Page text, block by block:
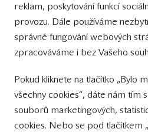
tipy na Facebooku
Sledujte nás
na Instagramu
Sledujte náš
YouTube kanál
Přihlášení k odběru novinek
reklam, poskytování funkcí
provozu. Dále používáme
správné fungování webových
zpracováváme i bez Vašeho
Pokud kliknete na tlačítko „Bylo
všechny cookies“, dáte nám tím
souborů marketingových,
cookies. Nebo se pod tlačítkem